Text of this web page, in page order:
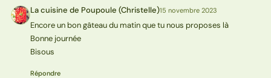
L( La cuisine de Poupoule (Christelle)15 novembre 2023
Encore un bon gâteau du matin que tu nous proposes là
Bonne journée
Bisous
Répondre